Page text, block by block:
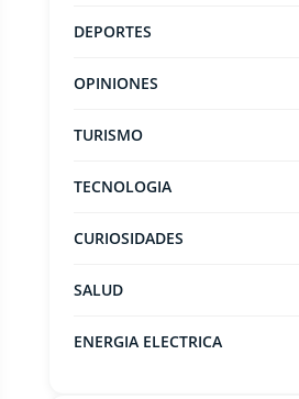
DEPORTES
OPINIONES
TURISMO
TECNOLOGIA
CURIOSIDADES
SALUD
ENERGIA ELECTRICA